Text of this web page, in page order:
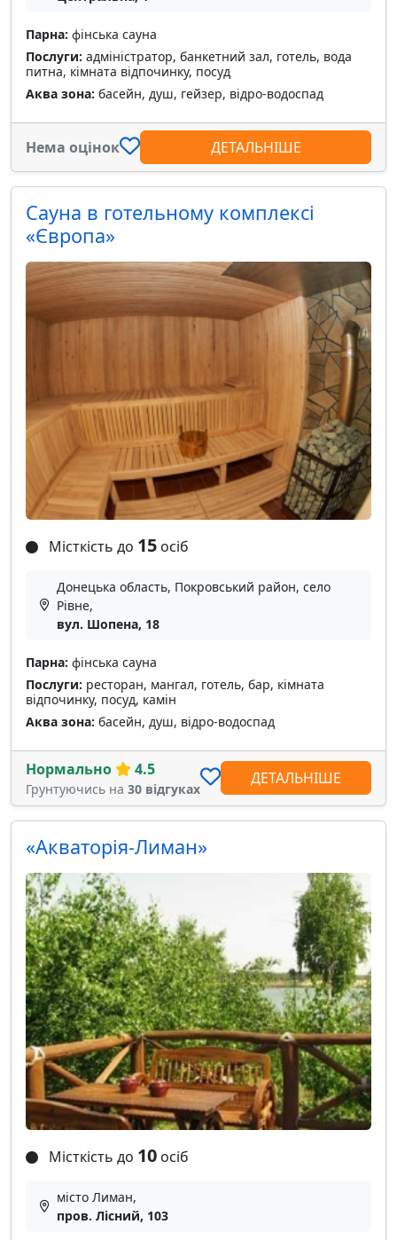
Парна: фінська сауна
Послуги: адміністратор, банкетний зал, готель, вода
питна, кімната відпочинку, посуд
Аква зона: басейн, душ, гейзер, відро-водоспад
Нема оцінок ДЕТАЛЬНІШЕ
Сауна в готельному комплексі
«Європа»
Місткість до 15 осіб
Донецька область, Покровський район, село
Рівне,
вул. Шопена, 18
Парна: фінська сауна
Послуги: ресторан, мангал, готель, бар, кімната
відпочинку, посуд, камін
Аква зона: басейн, душ, відро-водоспад
Нормально 4.5
Грунтуючись на 30 відгуках
ДЕТАЛЬНІШЕ
«Акваторія-Лиман»
Місткість до 10 осіб
місто Лиман,
пров. Лісний, 103